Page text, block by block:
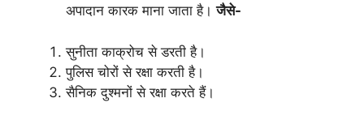
अपादान कारक माना जाता है।जैसे-
सुनीता काक्रोच से डरती है।
पुलिस चोरों से रक्षा करती है।
सैनिक दुश्मनों से रक्षा करते हैं।